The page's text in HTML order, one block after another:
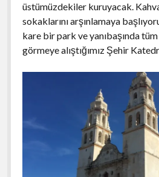
üstümüzdekiler kuruyacak.
sokaklarını arşınlamaya
kare bir park ve yanıbaşında
görmeye alıştığımız Şehir